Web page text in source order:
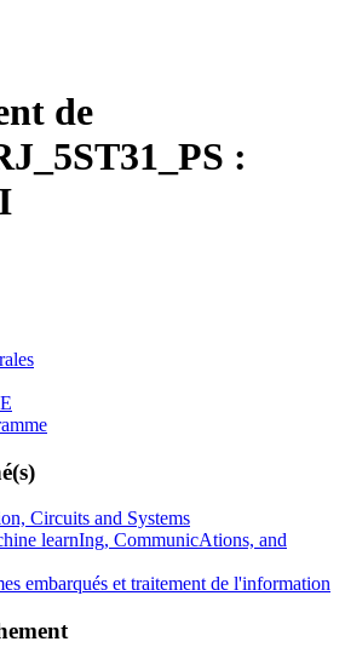
de
:
Circuits and Systems
learnIng, CommunicAtions, and
embarqués et traitement de l'information